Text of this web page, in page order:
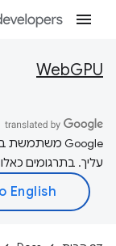
WebGPU
עליך. בתרגומים